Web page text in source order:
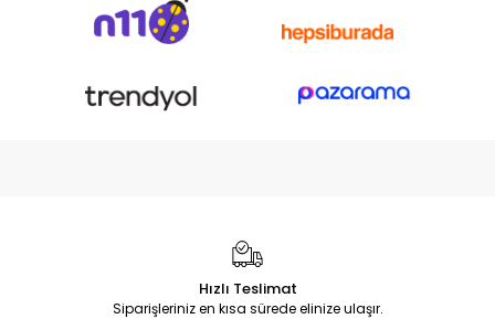
Hızlı Teslimat
Siparişleriniz en kısa sürede elinize ulaşır.